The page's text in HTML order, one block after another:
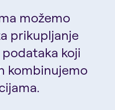
možemo
prikupljanje
koji
kombinujemo